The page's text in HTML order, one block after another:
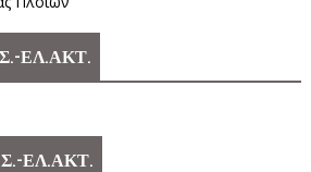
ΕΛ.ΑΚΤ.
ΕΛ.ΑΚΤ.